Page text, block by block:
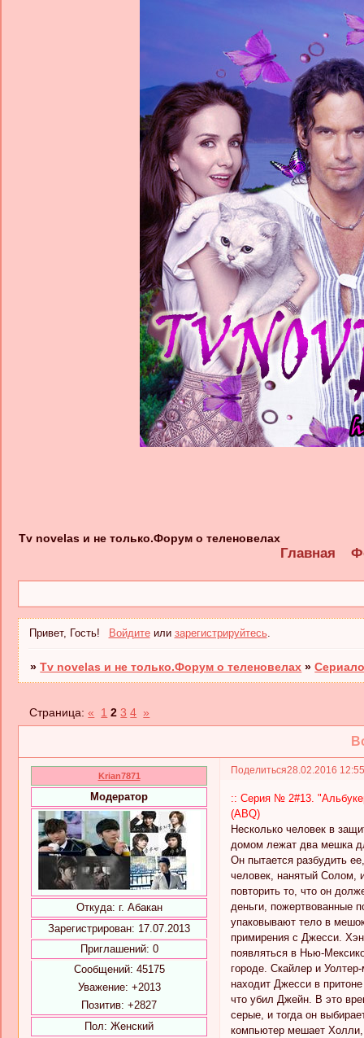
Tv novelas и не только.Форум о теленовелах
Главная
Привет, Гость! Войдитеили зарегистрируйтесь.
»Tv novelas и не только.Форум о теленовелах »
Страница:« 1 2 3 4 »
Поделиться28.02.2016
Krian7871
Модератор
Откуда: г. Абакан
Зарегистрирован: 17.07.2013
Приглашений: 0
Сообщений: 45175
Уважение: +2013
Позитив: +2827
Пол: Женский
:: Серия № 2#13.
(ABQ)
Несколько человек в
домом лежат два мешка
Он пытается разбудить
человек, нанятый Солом,
повторить то, что он
деньги, пожертвованные
упаковывают тело в
примирения с Джесси.
появляться в Нью-
городе. Скайлер и
находит Джесси в
что убил Джейн. В это
серые, и тогда он
компьютер мешает Холли,